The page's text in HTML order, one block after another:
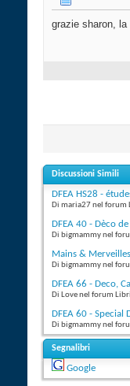
grazie sharon,
Discussioni Simili
DFEA HS28 -
Di maria27 nel forum
DFEA 40 - Dèco
Di bigmammy nel
Mains &
Di bigmammy nel
DFEA 66 - Deco,
Di Love nel forum
DFEA 60 -
Di bigmammy nel
Segnalibri
Google